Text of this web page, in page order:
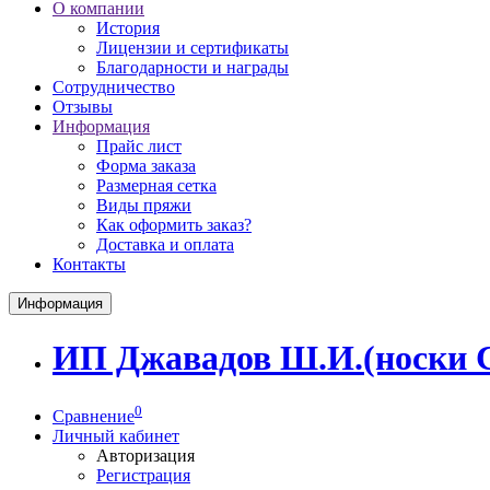
О компании
История
Лицензии и сертификаты
Благодарности и награды
Сотрудничество
Отзывы
Информация
Прайс лист
Форма заказа
Размерная сетка
Виды пряжи
Как оформить заказ?
Доставка и оплата
Контакты
Информация
ИП Джавадов Ш.И.(носки
Сравнение0
Личный кабинет
Авторизация
Регистрация